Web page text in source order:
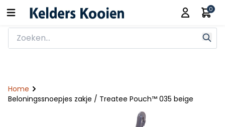
0
Home
Beloningssnoepjes zakje / Treatee Pouch™ 035 beige